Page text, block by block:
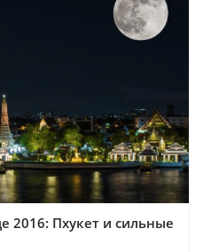
2016: Пхукет и сильные